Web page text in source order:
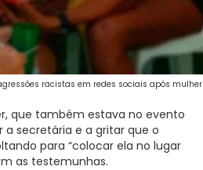
racistas em redes sociais após
que também estava no evento
secretária e a gritar que o
para “colocar ela no lugar
as testemunhas.